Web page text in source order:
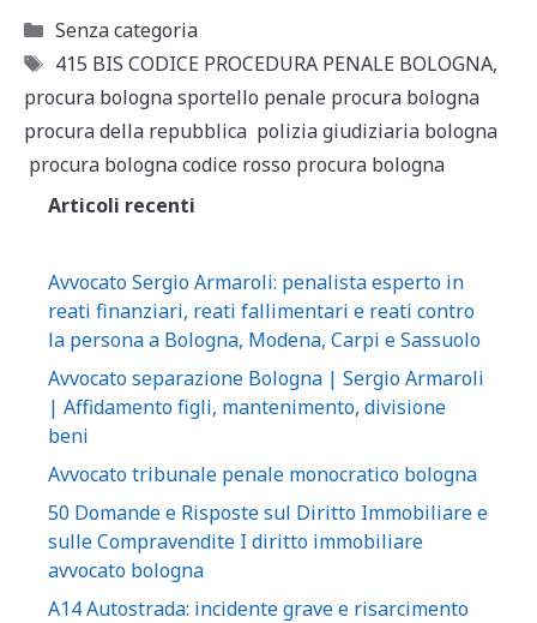
at
s
A
p
p
c
e
b
o
o
k
l di
vi
di
Categorie
Senza categoria
Tag
415 BIS CODICE PROCEDURA PENALE BOLOGNA,
procura bologna sportello penale procura bologna
procura della repubblica polizia giudiziaria bologna
procura bologna codice rosso procura bologna
Articoli recenti
Avvocato Sergio Armaroli: penalista esperto in
reati finanziari, reati fallimentari e reati contro
la persona a Bologna, Modena, Carpi e Sassuolo
Avvocato separazione Bologna | Sergio Armaroli
| Affidamento figli, mantenimento, divisione
beni
Avvocato tribunale penale monocratico bologna
50 Domande e Risposte sul Diritto Immobiliare e
sulle Compravendite I diritto immobiliare
avvocato bologna
A14 Autostrada: incidente grave e risarcimento